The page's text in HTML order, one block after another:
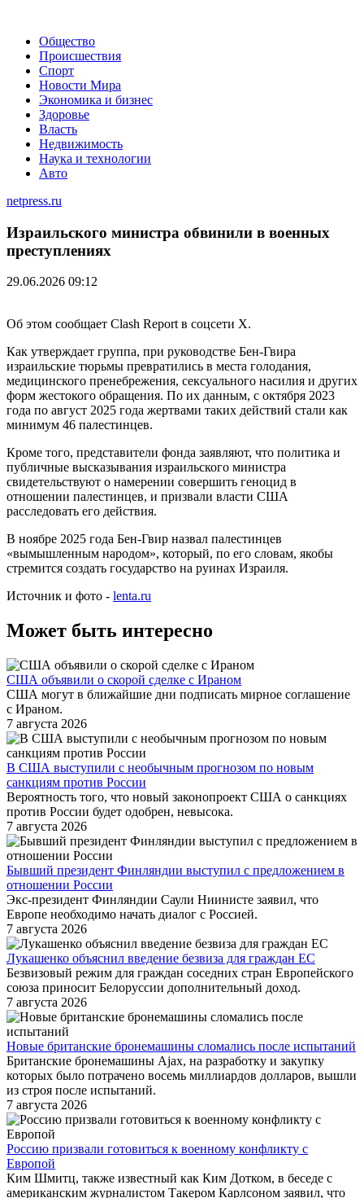
Общество
Происшествия
Спорт
Новости Мира
Экономика и бизнес
Здоровье
Власть
Недвижимость
Наука и технологии
Авто
netpress.ru
Израильского министра обвинили в военных
преступлениях
29.06.2026 09:12
Об этом сообщает Clash Report в соцсети X.
Как утверждает группа, при руководстве Бен-Гвира
израильские тюрьмы превратились в места голодания,
медицинского пренебрежения, сексуального насилия и других
форм жестокого обращения. По их данным, с октября 2023
года по август 2025 года жертвами таких действий стали как
минимум 46 палестинцев.
Кроме того, представители фонда заявляют, что политика и
публичные высказывания израильского министра
свидетельствуют о намерении совершить геноцид в
отношении палестинцев, и призвали власти США
расследовать его действия.
В ноябре 2025 года Бен-Гвир назвал палестинцев
«вымышленным народом», который, по его словам, якобы
стремится создать государство на руинах Израиля.
Источник и фото - lenta.ru
Может быть интересно
США объявили о скорой сделке с Ираном
США могут в ближайшие дни подписать мирное соглашение
с Ираном.
7 августа 2026
В США выступили с необычным прогнозом по новым
санкциям против России
Вероятность того, что новый законопроект США о санкциях
против России будет одобрен, невысока.
7 августа 2026
Бывший президент Финляндии выступил с предложением в
отношении России
Экс-президент Финляндии Саули Ниинисте заявил, что
Европе необходимо начать диалог с Россией.
7 августа 2026
Лукашенко объяснил введение безвиза для граждан ЕС
Безвизовый режим для граждан соседних стран Европейского
союза приносит Белоруссии дополнительный доход.
7 августа 2026
Новые британские бронемашины сломались после испытаний
Британские бронемашины Ajax, на разработку и закупку
которых было потрачено восемь миллиардов долларов, вышли
из строя после испытаний.
7 августа 2026
Россию призвали готовиться к военному конфликту с
Европой
Ким Шмитц, также известный как Ким Дотком, в беседе с
американским журналистом Такером Карлсоном заявил, что